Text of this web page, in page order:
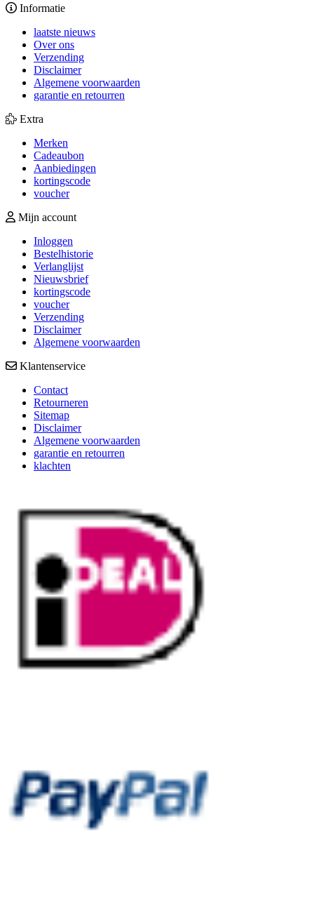
Informatie
laatste nieuws
Over ons
Verzending
Disclaimer
Algemene voorwaarden
garantie en retourren
Extra
Merken
Cadeaubon
Aanbiedingen
kortingscode
voucher
Mijn account
Inloggen
Bestelhistorie
Verlanglijst
Nieuwsbrief
kortingscode
voucher
Verzending
Disclaimer
Algemene voorwaarden
Klantenservice
Contact
Retourneren
Sitemap
Disclaimer
Algemene voorwaarden
garantie en retourren
klachten